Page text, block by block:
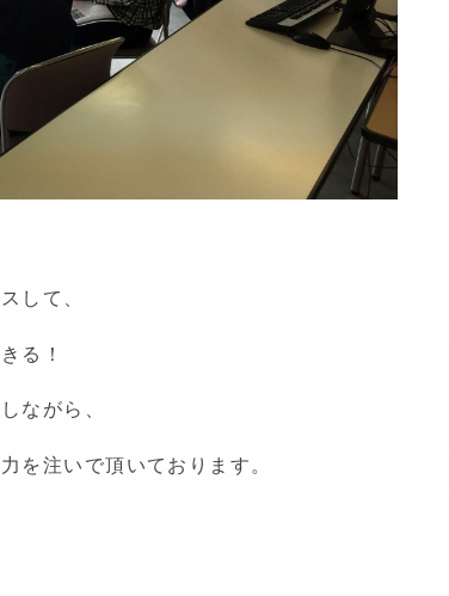
して、
る！
ながら、
を注いで頂いております。